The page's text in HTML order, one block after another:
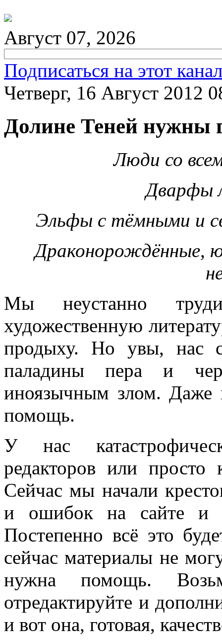
Август 07, 2026
Подписаться на этот
Четверг, 16 Август 2012
Долине Теней нужны
Люди со
Дварфы
Эльфы с тёмными и
Драконорождённые,
Мы неустанно
художественную
продыху. Но увы, нас
паладины пера и
иноязычным злом. Даже
помощь.
У нас
редакторов или просто
Сейчас мы начали
и ошибок на сайте и
Постепенно всё это
сейчас материалы не
нужна помощь.
отредактируйте и
и вот она, готовая,